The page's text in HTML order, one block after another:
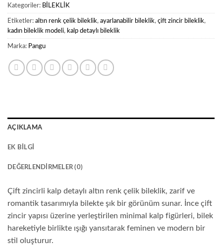
Kategoriler: BİLEKLİK
Etiketler: altın renk çelik bileklik, ayarlanabilir bileklik, çift zincir bileklik,
kadın bileklik modeli, kalp detaylı bileklik
Marka: Pangu
AÇIKLAMA
EK BILGI
DEĞERLENDIRMELER (0)
Çift zincirli kalp detaylı altın renk çelik bileklik, zarif ve
romantik tasarımıyla bilekte şık bir görünüm sunar. İnce çift
zincir yapısı üzerine yerleştirilen minimal kalp figürleri, bilek
hareketiyle birlikte ışığı yansıtarak feminen ve modern bir
stil oluşturur.